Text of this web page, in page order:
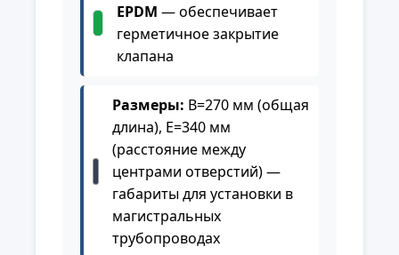
EPDM — обеспечивает
герметичное закрытие
клапана
Размеры: B=270 мм (общая
длина), E=340 мм
(расстояние между
центрами отверстий) —
габариты для установки в
магистральных
трубопроводах